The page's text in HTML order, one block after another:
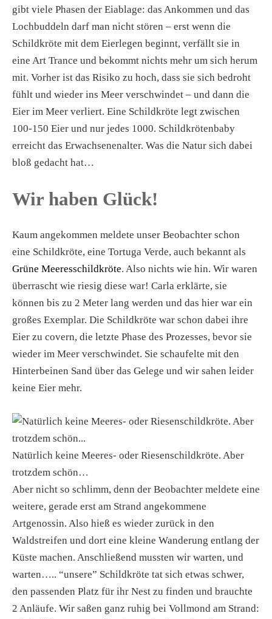
gibt viele Phasen der Eiablage: das Ankommen und das
Lochbuddeln darf man nicht stören – erst wenn die
Schildkröte mit dem Eierlegen beginnt, verfällt sie in
eine Art Trance und bekommt nichts mehr um sich herum
mit. Vorher ist das Risiko zu hoch, dass sie sich bedroht
fühlt und wieder ins Meer verschwindet – und dann die
Eier im Meer verliert. Eine Schildkröte legt zwischen
100-150 Eier und nur jedes 1000. Schildkrötenbaby
erreicht das Erwachsenenalter. Was die Natur sich dabei
bloß gedacht hat…
Wir haben Glück!
Kaum angekommen meldete unser Beobachter schon
eine Schildkröte, eine Tortuga Verde, auch bekannt als
Grüne Meeresschildkröte. Also nichts wie hin. Wir waren
überrascht wie riesig diese war! Carla erklärte, sie
können bis zu 2 Meter lang werden und das hier war ein
großes Exemplar. Die Schildkröte war schon dabei ihre
Eier zu covern, die letzte Phase des Prozesses, bevor sie
wieder im Meer verschwindet. Sie schaufelte mit den
Hinterbeinen Sand über das Gelege und wir sahen leider
keine Eier mehr.
Natürlich keine Meeres- oder Riesenschildkröte. Aber
trotzdem schön…
Aber nicht so schlimm, denn der Beobachter meldete eine
weitere, gerade erst am Strand angekommene
Artgenossin. Also hieß es wieder zurück in den
Waldstreifen und dort eine kleine Wanderung entlang der
Küste machen. Anschließend mussten wir warten, und
warten….. “unsere” Schildkröte tat sich etwas schwer,
den passenden Platz für ihr Nest zu finden und brauchte
2 Anläufe. Wir saßen ganz ruhig bei Vollmond am Strand: